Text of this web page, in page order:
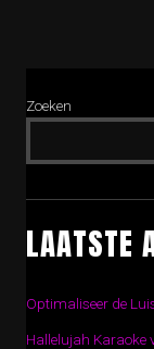
Zoeken
LAATSTE
Optimaliseer de
Hallelujah Karaoke